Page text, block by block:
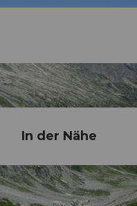
In der Nähe